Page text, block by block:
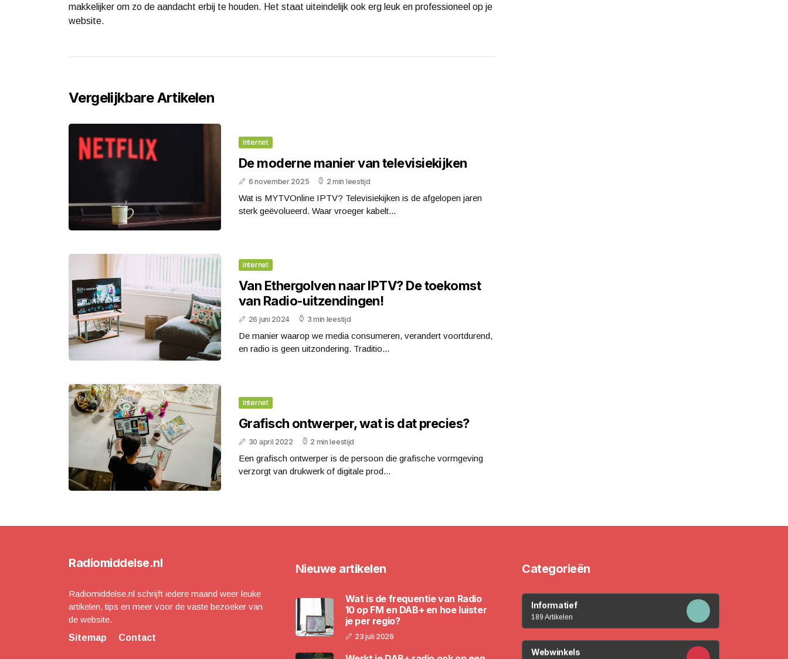
makkelijker om zo de aandacht erbij te houden. Het staat uiteindelijk ook erg leuk en professioneel op je
website.
Vergelijkbare Artikelen
Internet
De moderne manier van televisiekijken
6 november 2025 2 min leestijd
Wat is MYTVOnline IPTV? Televisiekijken is de afgelopen jaren
sterk geëvolueerd. Waar vroeger kabelt...
Internet
Van Ethergolven naar IPTV? De toekomst
van Radio-uitzendingen!
26 juni 2024 3 min leestijd
De manier waarop we media consumeren, verandert voortdurend,
en radio is geen uitzondering. Traditio...
Internet
Grafisch ontwerper, wat is dat precies?
30 april 2022 2 min leestijd
Een grafisch ontwerper is de persoon die grafische vormgeving
verzorgt van drukwerk of digitale prod...
Radiomiddelse.nl
Radiomiddelse.nl schrijft iedere maand weer leuke
artikelen, tips en meer voor de vaste bezoeker van
de website.
Sitemap
Contact
Nieuwe artikelen
Wat is de frequentie van Radio
10 op FM en DAB+ en hoe luister
je per regio?
23 juli 2026
Categorieën
Informatief
189 Artikelen
Webwinkels